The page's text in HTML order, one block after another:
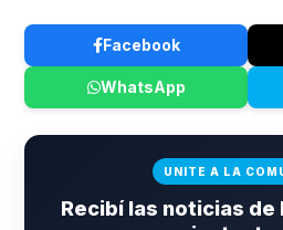
Facebook
WhatsApp
UNITE A LA
Recibí las noticias de